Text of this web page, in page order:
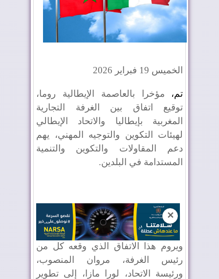
الخميس 19 فبراير 2026
تم،
مؤخرا بالعاصمة الإيطالية روما،
توقيع اتفاق بين الغرفة التجارية
المغربية بإيطاليا والاتحاد الإيطالي
لهيئات التكوين والتوجيه المهني، يهم
دعم المقاولات والتكوين والتنمية
المستدامة في البلدين.
✕
ويروم هذا الاتفاق الذي وقعه كل من
رئيس الغرفة، مروان المنصوب،
ورئيسة الاتحاد، لورا مازا، إلى تطوير